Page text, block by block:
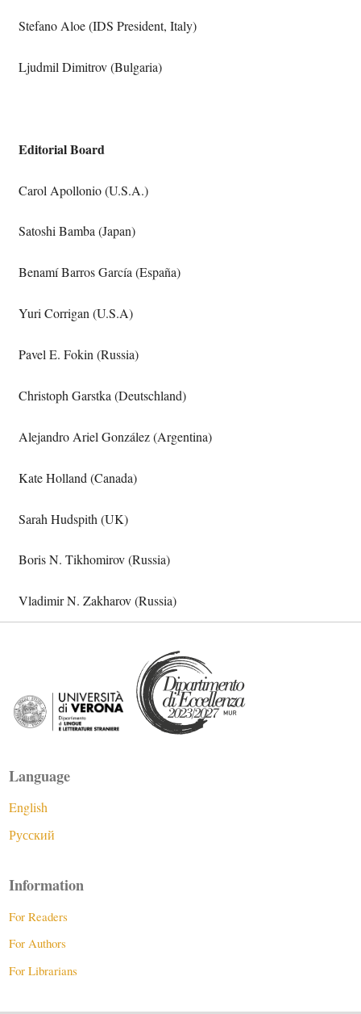
Stefano Aloe (IDS President, Italy)
Ljudmil Dimitrov (Bulgaria)
Editorial Board
Carol Apollonio (U.S.A.)
Satoshi Bamba (Japan)
Benamí Barros García (España)
Yuri Corrigan (U.S.A)
Pavel E. Fokin (Russia)
Christoph Garstka (Deutschland)
Alejandro Ariel González (Argentina)
Kate Holland (Canada)
Sarah Hudspith (UK)
Boris N. Tikhomirov (Russia)
Vladimir N. Zakharov (Russia)
Language
English
Русский
Information
For Readers
For Authors
For Librarians